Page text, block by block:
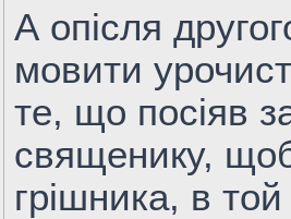
А опісля
мовити
те, що посіяв
священику,
грішника, в